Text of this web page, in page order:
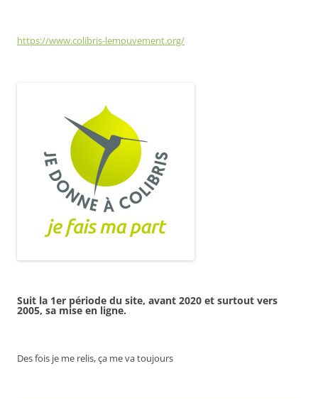
https://www.colibris-lemouvement.org/
Suit la 1er période du site, avant 2020 et surtout vers
2005, sa mise en ligne.
Des fois je me relis, ça me va toujours